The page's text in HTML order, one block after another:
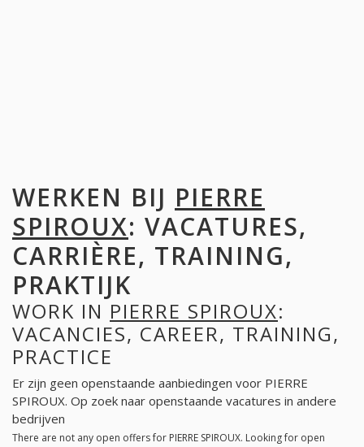
WERKEN BIJ PIERRE
SPIROUX: VACATURES,
CARRIÈRE, TRAINING,
PRAKTIJK
WORK IN PIERRE SPIROUX:
VACANCIES, CAREER, TRAINING,
PRACTICE
Er zijn geen openstaande aanbiedingen voor PIERRE
SPIROUX. Op zoek naar openstaande vacatures in andere
bedrijven
There are not any open offers for PIERRE SPIROUX. Looking for open